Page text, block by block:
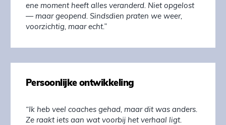
ene moment heeft alles veranderd. Niet opgelost
— maar geopend. Sindsdien praten we weer,
voorzichtig, maar echt.”
Persoonlijke ontwikkeling
“Ik heb veel coaches gehad, maar dit was anders.
Ze raakt iets aan wat voorbij het verhaal ligt.